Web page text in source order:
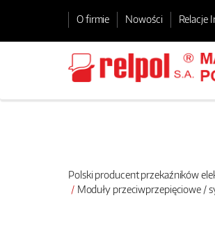
O firmie Nowości Relacje
Polski producent przekaźników
Moduły przeciwprzepięciowe /